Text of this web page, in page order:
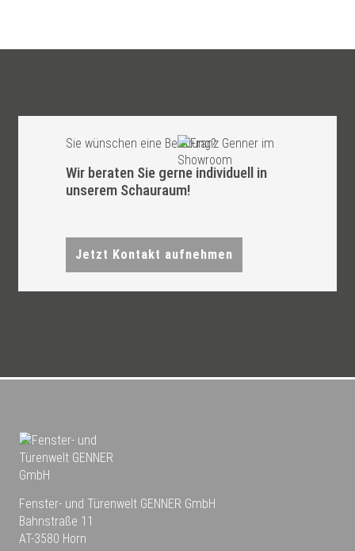
Sie wünschen eine Beratung?
Wir beraten Sie gerne individuell in
unserem Schauraum!
Jetzt Kontakt aufnehmen
Fenster- und Türenwelt GENNER GmbH
Bahnstraße 11
AT-3580 Horn